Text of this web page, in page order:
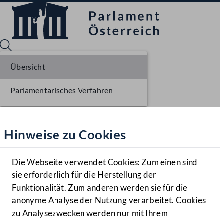
Hilfe
Benutzer
Navigationsmenü öffnen
MENÜ
Hinweise zu Cookies
Die Webseite verwendet Cookies: Zum einen sind
sie erforderlich für die Herstellung der
Funktionalität. Zum anderen werden sie für die
anonyme Analyse der Nutzung verarbeitet. Cookies
zu Analysezwecken werden nur mit Ihrem
Übersicht
Parlamentarisches Verfahren